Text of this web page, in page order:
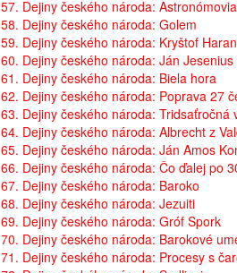
57. Dejiny českého národa:
58. Dejiny českého národa: Golem
59. Dejiny českého národa: Kryštof
60. Dejiny českého národa: Ján Jesenius
61. Dejiny českého národa: Biela hora
62. Dejiny českého národa: Poprava 27
63. Dejiny českého národa: Tridsaťročná
64. Dejiny českého národa: Albrecht z
65. Dejiny českého národa: Ján Amos
66. Dejiny českého národa: Čo ďalej po
67. Dejiny českého národa: Baroko
68. Dejiny českého národa: Jezuiti
69. Dejiny českého národa: Gróf Spork
70. Dejiny českého národa: Barokové
71. Dejiny českého národa: Procesy s